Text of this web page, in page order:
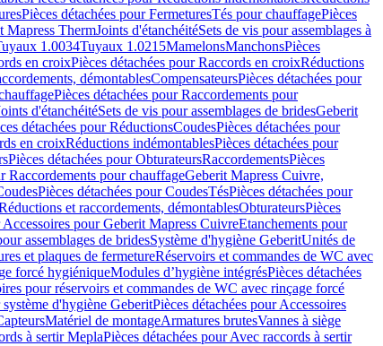
Pièces détachées pour FermeturesTés pour chauffagePièces
Mapress ThermJoints d'étanchéitéSets de vis pour assemblages à
1.0034Tuyaux 1.0215MamelonsManchonsPièces
en croixPièces détachées pour Raccords en croixRéductions
démontablesCompensateursPièces détachées pour
Pièces détachées pour Raccordements pour
d'étanchéitéSets de vis pour assemblages de bridesGeberit
détachées pour RéductionsCoudesPièces détachées pour
en croixRéductions indémontablesPièces détachées pour
Pièces détachées pour ObturateursRaccordementsPièces
Raccordements pour chauffageGeberit Mapress Cuivre,
Pièces détachées pour CoudesTésPièces détachées pour
et raccordements, démontablesObturateursPièces
Accessoires pour Geberit Mapress CuivreEtanchements pour
assemblages de bridesSystème d'hygiène GeberitUnités de
et plaques de fermetureRéservoirs et commandes de WC avec
forcé hygiéniqueModules d’hygiène intégrésPièces détachées
pour réservoirs et commandes de WC avec rinçage forcé
d'hygiène GeberitPièces détachées pour Accessoires
Matériel de montageArmatures brutesVannes à siège
à sertir MeplaPièces détachées pour Avec raccords à sertir